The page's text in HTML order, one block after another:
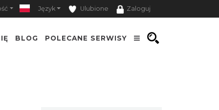
Język Ulubione Zaloguj
BLOG POLECANE SERWISY